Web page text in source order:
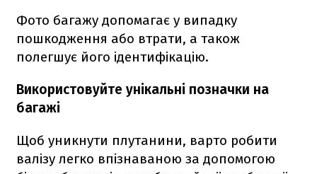
Фото багажу допомагає у випадку
пошкодження або втрати, а також
полегшує його ідентифікацію.
Використовуйте унікальні позначки на
багажі
Щоб уникнути плутанини, варто робити
валізу легко впізнаваною за допомогою